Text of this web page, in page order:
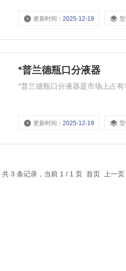
更新时间：2025-12-19 型
*普兰德瓶口分液器
*普兰德瓶口分液器是市场上占
更新时间：2025-12-19 型
共 3 条记录，当前 1 / 1 页 首页 上一